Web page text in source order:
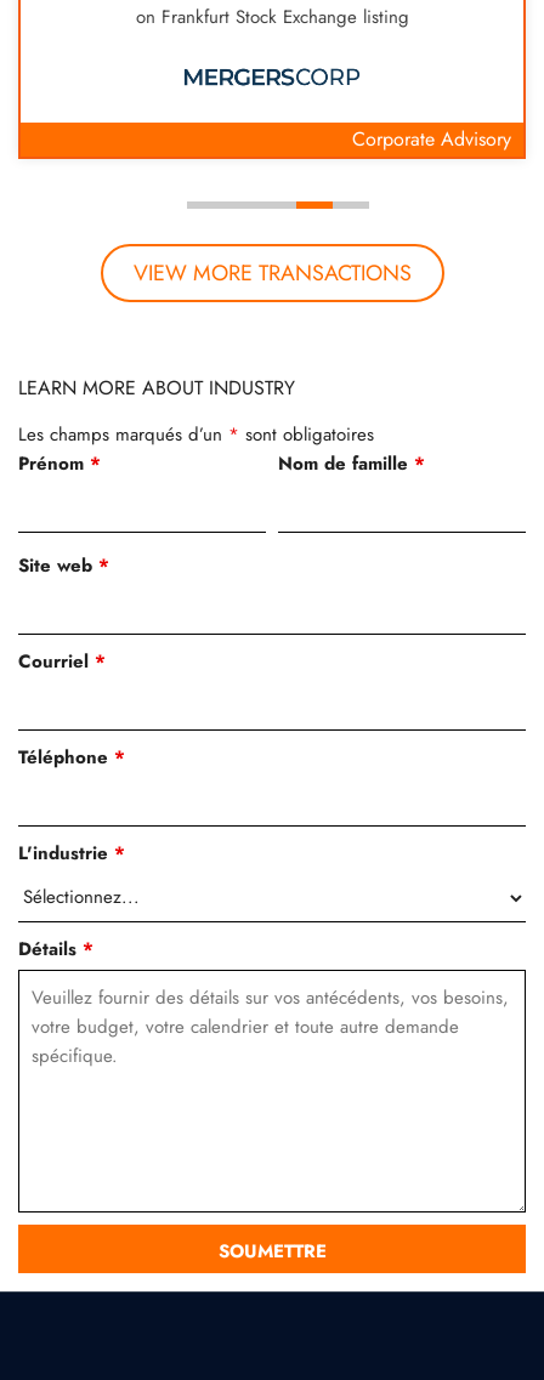
on a carve-out of a
VIEW MORE TRANSACTIONS
LEARN MORE ABOUT INDUSTRY
Les champs marqués d’un * sont obligatoires
Prénom * Nom de famille *
Site web *
Courriel *
Téléphone *
L'industrie *
Détails *